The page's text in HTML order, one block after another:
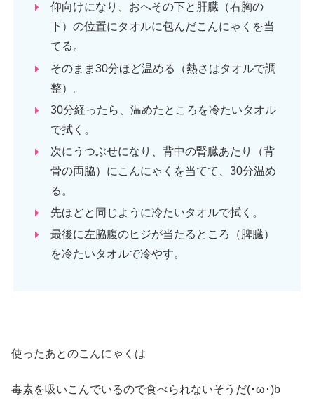
仰向けになり、おへその下と肝臓（右胸の
下）の位置にタオルに包んだこんにゃくを当
てる。
そのまま30分ほど温める（熱さはタオルで調
整）。
30分経ったら、温めたところを冷たいタオル
で拭く。
次にうつぶせになり、背中の腎臓あたり（背
骨の両脇）にこんにゃくを当てて、30分温め
る。
先ほどと同じように冷たいタオルで拭く。
最後に左脇腹のヒジが当たるところ（脾臓）
を冷たいタオルで冷やす。
使ったあとのこんにゃくは
毒素を吸いこんでいるので食べられないそうだ(･ω･)b